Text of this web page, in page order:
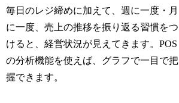
毎日のレジ締めに加えて、週に一度・月
に一度、売上の推移を振り返る習慣をつ
けると、経営状況が見えてきます。POS
の分析機能を使えば、グラフで一目で把
握できます。